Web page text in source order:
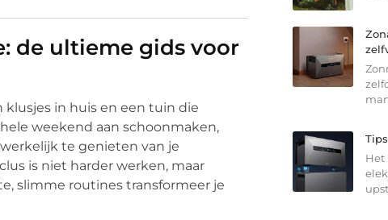
de ultieme gids voor
klusjes in huis en een tuin die
weekend aan schoonmaken,
te genieten van je
is niet harder werken, maar
slimme routines transformeer je
Het